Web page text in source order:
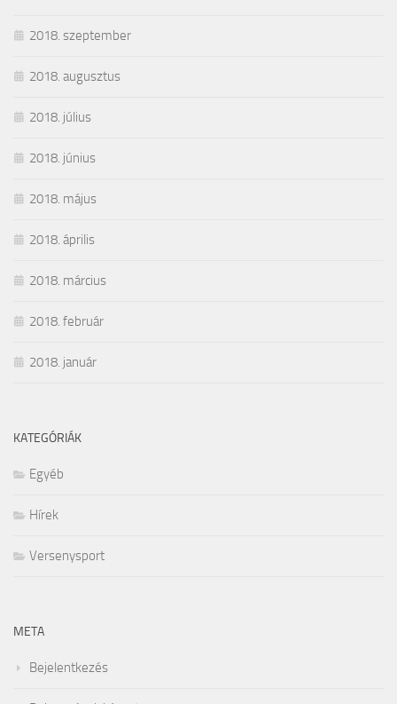
2018. szeptember
2018. augusztus
2018. július
2018. június
2018. május
2018. április
2018. március
2018. február
2018. január
KATEGÓRIÁK
Egyéb
Hírek
Versenysport
META
Bejelentkezés